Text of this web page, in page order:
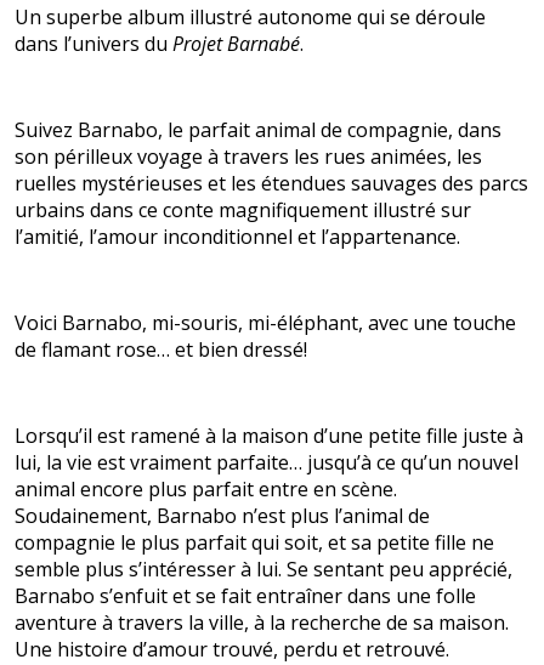
Un superbe album illustré autonome qui se déroule
dans l’univers du Projet Barnabé.
Suivez Barnabo, le parfait animal de compagnie, dans
son périlleux voyage à travers les rues animées, les
ruelles mystérieuses et les étendues sauvages des parcs
urbains dans ce conte magnifiquement illustré sur
l’amitié, l’amour inconditionnel et l’appartenance.
Voici Barnabo, mi-souris, mi-éléphant, avec une touche
de flamant rose… et bien dressé!
Lorsqu’il est ramené à la maison d’une petite fille juste à
lui, la vie est vraiment parfaite… jusqu’à ce qu’un nouvel
animal encore plus parfait entre en scène.
Soudainement, Barnabo n’est plus l’animal de
compagnie le plus parfait qui soit, et sa petite fille ne
semble plus s’intéresser à lui. Se sentant peu apprécié,
Barnabo s’enfuit et se fait entraîner dans une folle
aventure à travers la ville, à la recherche de sa maison.
Une histoire d’amour trouvé, perdu et retrouvé.